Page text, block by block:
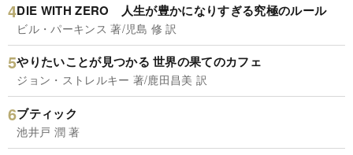
DIE WITH ZERO 人生が豊かになりすぎる究極のルール
ビル・パーキンス 著/児島 修 訳
やりたいことが見つかる 世界の果てのカフェ
ジョン・ストレルキー 著/鹿田昌美 訳
ブティック
池井戸 潤 著